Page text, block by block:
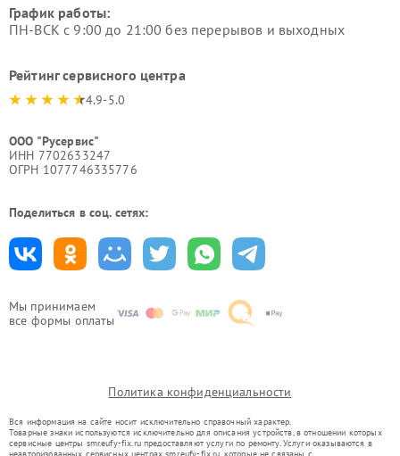
Мы принимаем
все формы оплаты
График работы:
ПН-ВСК с 9:00 до 21:00 без перерывов и выходных
Рейтинг сервисного центра
4.9-5.0
ООО "Русервис"
ИНН 7702633247
ОГРН 1077746335776
Поделиться в соц. сетях:
Политика конфиденциальности
Вся информация на сайте носит исключительно справочный характер.
Товарные знаки используются исключительно для описания устройств, в отношении которых
сервисные центры smr.eufy-fix.ru предоставляют услуги по ремонту. Услуги оказываются в